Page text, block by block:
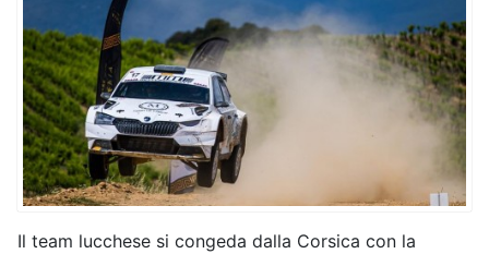
Il team lucchese si congeda dalla Corsica con la